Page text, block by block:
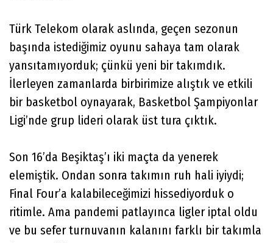
Türk Telekom olarak aslında, geçen sezonun
başında istediğimiz oyunu sahaya tam olarak
yansıtamıyorduk; çünkü yeni bir takımdık.
İlerleyen zamanlarda birbirimize alıştık ve etkili
bir basketbol oynayarak, Basketbol Şampiyonlar
Ligi’nde grup lideri olarak üst tura çıktık.
Son 16’da Beşiktaş’ı iki maçta da yenerek
elemiştik. Ondan sonra takımın ruh hali iyiydi;
Final Four’a kalabileceğimizi hissediyorduk o
ritimle. Ama pandemi patlayınca ligler iptal oldu
ve bu sefer turnuvanın kalanını farklı bir takımla